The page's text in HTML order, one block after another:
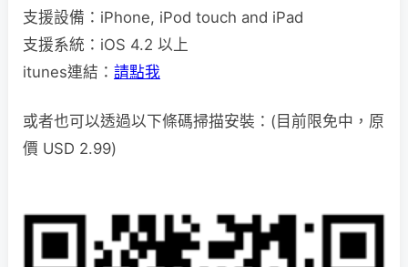
支援設備：iPhone, iPod touch and iPad
支援系統：iOS 4.2 以上
itunes連結： 請點我
或者也可以透過以下條碼掃描安裝：(目前限免中，原
價 USD 2.99)